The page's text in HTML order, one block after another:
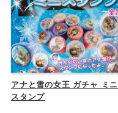
アナと雪の女王 ガチャ ミニ
スタンプ